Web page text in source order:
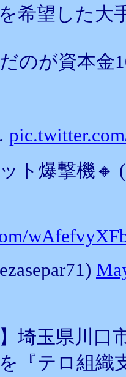
希望した大
のが資本金
ト爆撃機🔸
埼玉県川
『テロ組織